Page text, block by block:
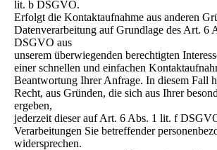
lit. b DSGVO.
Erfolgt die Kontaktaufnahme aus anderen
Datenverarbeitung auf Grundlage des Art. 6
DSGVO aus
unserem überwiegenden berechtigten
einer schnellen und einfachen
Beantwortung Ihrer Anfrage. In diesem Fall
Recht, aus Gründen, die sich aus Ihrer
ergeben,
jederzeit dieser auf Art. 6 Abs. 1 lit. f
Verarbeitungen Sie betreffender
widersprechen.